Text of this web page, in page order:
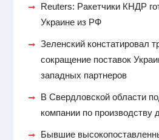
Reuters: Ракетчики КНДР
Украине из РФ
Зеленский констатировал
сокращение поставок
западных партнеров
В Свердловской области
компании по производству
Бывшие